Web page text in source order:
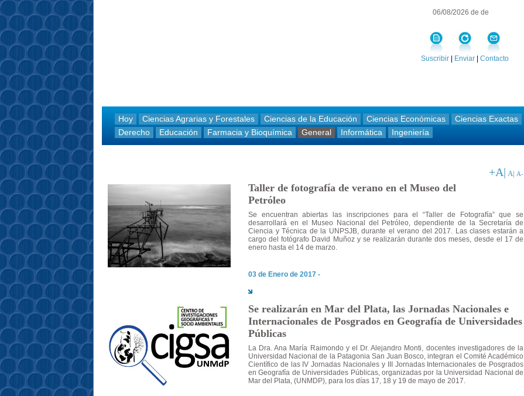
06/08/2026 de de
Suscribir Enviar Contacto
Hoy Ciencias Agrarias y Forestales Ciencias de la Educación Ciencias Económicas Ciencias Exactas
Derecho
Educación Farmacia y Bioquímica General Informática Ingeniería
+A| A| A-
Taller de fotografía de verano en el Museo del
Petróleo
Se encuentran abiertas las inscripciones para el “Taller de Fotografía” que se
desarrollará en el Museo Nacional del Petróleo, dependiente de la Secretaría de
Ciencia y Técnica de la UNPSJB, durante el verano del 2017. Las clases estarán a
cargo del fotógrafo David Muñoz y se realizarán durante dos meses, desde el 17 de
enero hasta el 14 de marzo.
03 de Enero de 2017 -
Se realizarán en Mar del Plata, las Jornadas Nacionales e
Internacionales de Posgrados en Geografía de Universidades
Públicas
La Dra. Ana María Raimondo y el Dr. Alejandro Monti, docentes investigadores de la
Universidad Nacional de la Patagonia San Juan Bosco, integran el Comité Académico
Científico de las IV Jornadas Nacionales y III Jornadas Internacionales de Posgrados
en Geografía de Universidades Públicas, organizadas por la Universidad Nacional de
Mar del Plata, (UNMDP), para los días 17, 18 y 19 de mayo de 2017.